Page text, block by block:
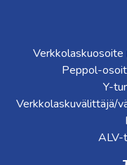
Peppol-
Y-
Verkkolaskuvälittäjä/
ALV-